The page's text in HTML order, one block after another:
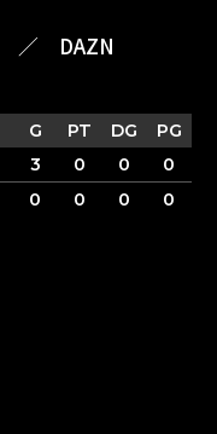
／ DAZN
G PT DG
PG
3 0 0
0
0 0 0 0